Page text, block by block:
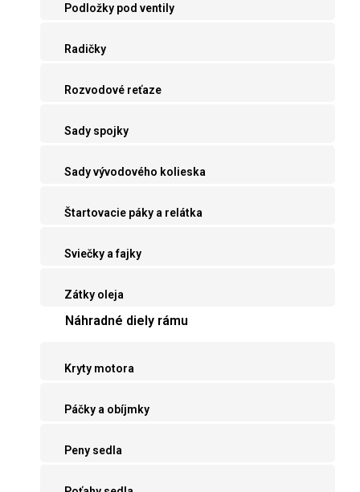
Podložky pod ventily
Radičky
Rozvodové reťaze
Sady spojky
Sady vývodového kolieska
Štartovacie páky a relátka
Sviečky a fajky
Zátky oleja
Náhradné diely rámu
Kryty motora
Páčky a obíjmky
Peny sedla